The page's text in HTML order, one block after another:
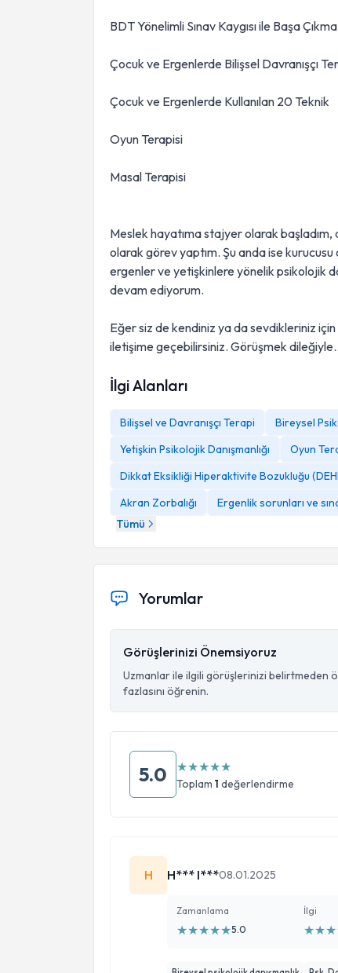
BDT Yönelimli Sınav Kaygısı ile Başa
Çocuk ve Ergenlerde Bilişsel Davranışçı
Çocuk ve Ergenlerde Kullanılan 20 Teknik
Oyun Terapisi
Masal Terapisi
Meslek hayatıma stajyer olarak başladım,
olarak görev yaptım. Şu anda ise
ergenler ve yetişkinlere yönelik psikolojik
devam ediyorum.
Eğer siz de kendiniz ya da sevdikleriniz
iletişime geçebilirsiniz. Görüşmek
İlgi Alanları
Bilişsel ve Davranışçı Terapi Bireysel
Yetişkin Psikolojik Danışmanlığı
Oyun
Dikkat Eksikliği Hiperaktivite Bozukluğu
Akran Zorbalığı
Ergenlik sorunları ve
Tümü
Yorumlar
Görüşlerinizi Önemsiyoruz
Uzmanlar ile ilgili görüşlerinizi belirtmeden
fazlasını öğrenin.
5.0 ★★★★★
Toplam 1 değerlendirme
H H*** I***08.01.2025
Zamanlama
★★★★★5.0
İlgi
★★★